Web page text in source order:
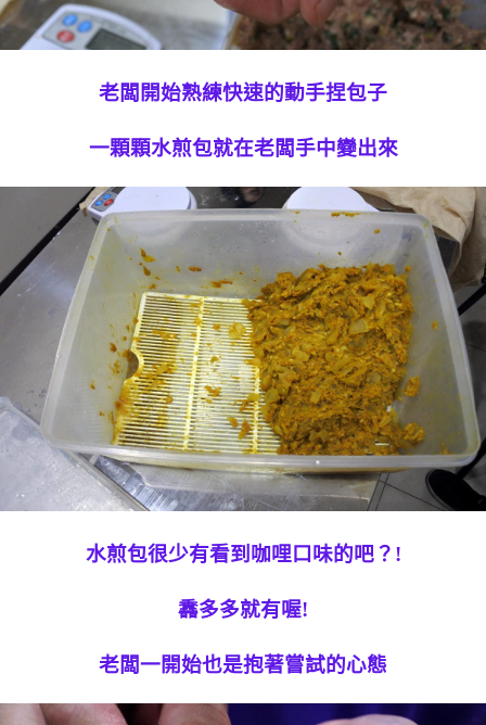
老闆開始熟練快速的動手捏包子
一顆顆水煎包就在老闆手中變出來
水煎包很少有看到咖哩口味的吧？!
馫多多就有喔!
老闆一開始也是抱著嘗試的心態